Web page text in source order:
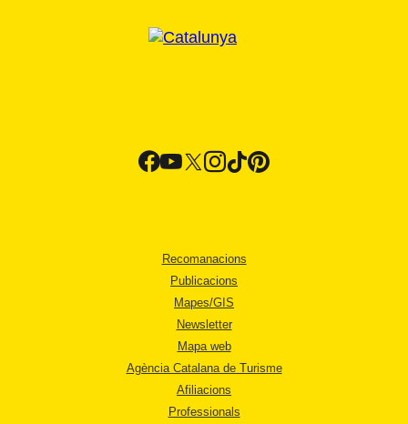
Recomanacions
Publicacions
Mapes/GIS
Newsletter
Mapa web
Agència Catalana de Turisme
Afiliacions
Professionals